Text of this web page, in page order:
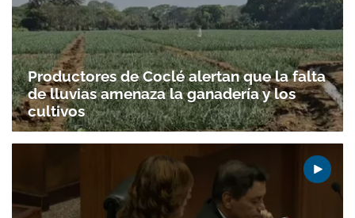
Productores de Coclé alertan que la falta
de lluvias amenaza la ganadería y los
cultivos